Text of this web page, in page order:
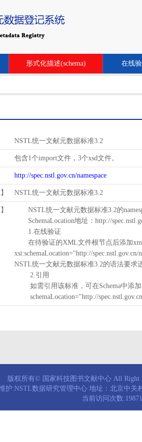
形式化描述(schema) 在线
NSTL统一文献元数据标准3.2
包含1个import文件，3个xsd文件。
http://spec.nstl.gov.cn/namespace
NSTL统一文献元数据标准3.2
NSTL统一文献元数据标准3.2的
SchemaLocation地址：http://
1.在线验证
在待验证的XML文件根节点后添加
xsi:schemaLocation="http://
NSTL统一文献元数据标准3.2的语法要求
2.引用
如需引用该标准，可在Schema中添加
schemaLocation="http://spec.nstl.gov.cn/
版权所有© 国家科技图书文献中心 All Right
护:NSTL数据研究管理中心 地址：北京中关
当前访问次数